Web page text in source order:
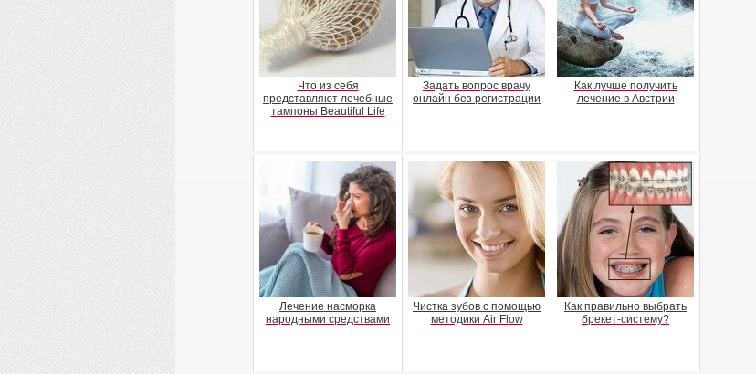
Что из себя
представляют лечебные
тампоны Beautiful Life
Задать вопрос врачу
онлайн без регистрации
Как лучше получить
лечение в Австрии
Лечение насморка
народными средствами
Чистка зубов с помощью
методики Air Flow
Как правильно выбрать
брекет-систему?